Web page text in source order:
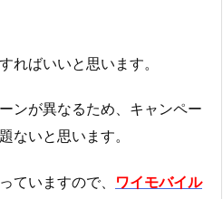
ればいいと思います。
ンが異なるため、キャンペー
ないと思います。
ていますので、 ワイモバイル